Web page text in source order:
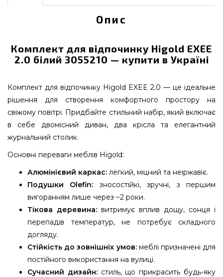
Опис
Комплект для відпочинку Higold EXEE
2.0 білий 3055210 — купити в Україні
Комплект для відпочинку Higold EXEE 2.0 — це ідеальне
рішення для створення комфортного простору на
свіжому повітрі. Придбайте стильний набір, який включає
в себе двомісний диван, два крісла та елегантний
журнальний столик.
Основні переваги меблів Higold:
Алюмінієвий каркас: легкий, міцний та неіржавіє.
Подушки Olefin: зносостійкі, зручні, з першим
вигоранням лише через ~2 роки.
Тікова деревина: витримує вплив дощу, сонця і
перепадів температур, не потребує складного
догляду.
Стійкість до зовнішніх умов:меблі призначені для
постійного використання на вулиці.
Сучасний дизайн:стиль, що прикрасить будь-яку